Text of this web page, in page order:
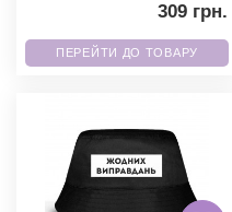
309 грн.
ПЕРЕЙТИ ДО ТОВАРУ